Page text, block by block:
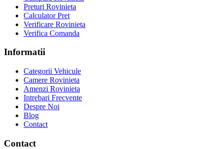
Preturi Rovinieta
Calculator Pret
Verificare Rovinieta
Verifica Comanda
Informatii
Categorii Vehicule
Camere Rovinieta
Amenzi Rovinieta
Intrebari Frecvente
Despre Noi
Blog
Contact
Contact